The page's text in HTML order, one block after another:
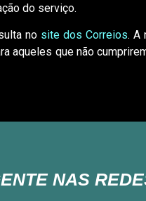
do serviço.
no site dos Correios. A
aqueles que não
NAS